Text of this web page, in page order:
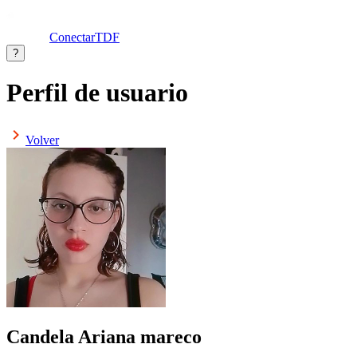
ConectarTDF
?
Perfil de usuario
Volver
Candela Ariana mareco